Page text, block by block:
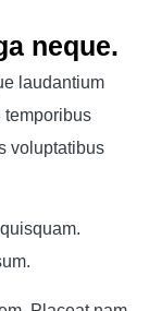
neque.
laudantium
temporibus
voluptatibus